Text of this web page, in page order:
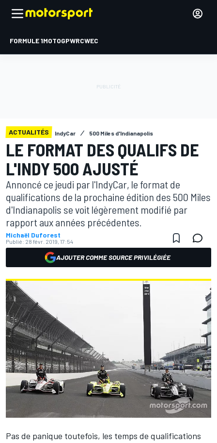
FORMULE 1MOTOGPWRCWEC
ACTUALITÉS IndyCar 500 Miles d'Indianapolis
LE FORMAT DES QUALIFS DE
L'INDY 500 AJUSTÉ
Annoncé ce jeudi par l'IndyCar, le format de
qualifications de la prochaine édition des 500 Miles
d'Indianapolis se voit légèrement modifié par
rapport aux années précédentes.
Michaël Duforest
Publié: 28 févr. 2019, 17:54
AJOUTER COMME SOURCE PRIVILÉGIÉE
Pas de panique toutefois, les temps de qualifications